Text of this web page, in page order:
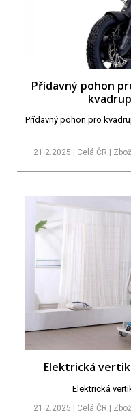
Přídavný pohon
Přídavný pohon pro
21.2.2025 | Celá ČR |
Elektrická
Elektrická
21.2.2025 | Celá ČR |